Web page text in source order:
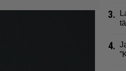
3.
4.